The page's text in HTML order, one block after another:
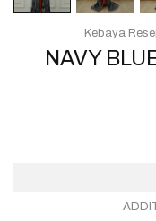
NAVY
Kebaya